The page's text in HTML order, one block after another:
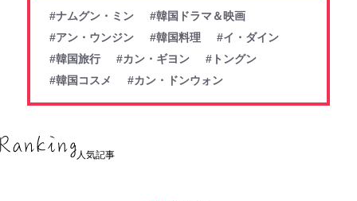
#ナムグン・ミン
#韓国ドラマ＆映画
#アン・ウンジン
#韓国料理
#イ・ダイン
#韓国旅行
#カン・ギヨン
#トングン
#韓国コスメ
#カン・ドンウォン
人気記事